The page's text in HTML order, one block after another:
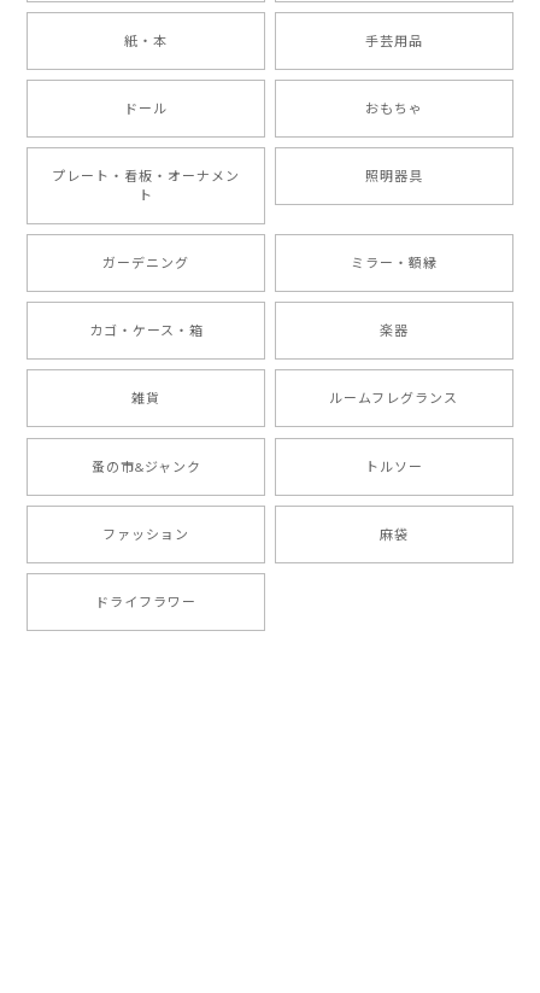
紙・本 手芸用品
ドール おもちゃ
プレート・看板・オーナメン
ト
照明器具
ガーデニング ミラー・額縁
カゴ・ケース・箱 楽器
雑貨 ルームフレグランス
蚤の市&ジャンク トルソー
ファッション 麻袋
ドライフラワー